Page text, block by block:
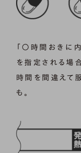
「○時間おきに
を指定される場
時間を間違えて
も。